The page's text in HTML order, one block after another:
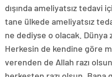
dışında ameliyatsız tedavi
tane ülkede ameliyatsız
ne dediyse o olacak. Dünya
Herkesin de kendine göre
verenden de Allah razı